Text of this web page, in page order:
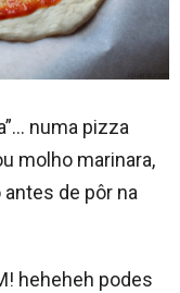
numa pizza
molho marinara,
de pôr na
heheheh podes